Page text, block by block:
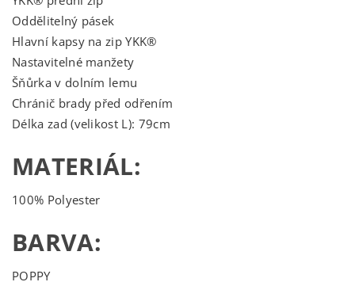
Oddělitelný pásek
Hlavní kapsy na zip YKK®
Nastavitelné manžety
Šňůrka v dolním lemu
Chránič brady před odřením
Délka zad (velikost L): 79cm
MATERIÁL:
100% Polyester
BARVA:
POPPY